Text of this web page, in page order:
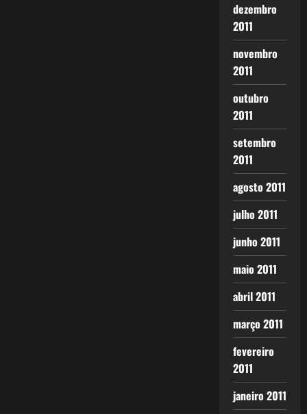
dezembro
2011
novembro
2011
outubro
2011
setembro
2011
agosto 2011
julho 2011
junho 2011
maio 2011
abril 2011
março 2011
fevereiro
2011
janeiro 2011